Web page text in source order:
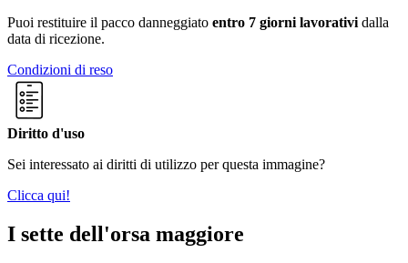
Puoi restituire il pacco danneggiato entro 7 giorni lavorativi dalla
data di ricezione.
Condizioni di reso
Diritto d'uso
Sei interessato ai diritti di utilizzo per questa immagine?
Clicca qui!
I sette dell'orsa maggiore